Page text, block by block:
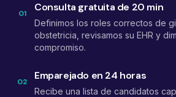
01 Consulta gratuita de 20 min
Definimos los roles correctos de
obstetricia, revisamos su EHR y
compromiso.
02 Emparejado en 24 horas
Recibe una lista de candidatos